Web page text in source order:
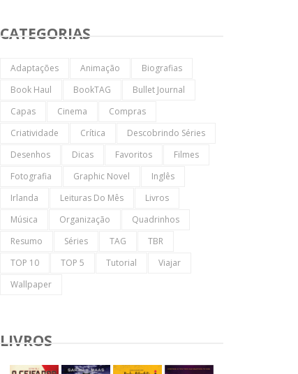
CATEGORIAS
Adaptações Animação
Biografias
Book Haul
BookTAG
Bullet Journal
Capas
Cinema
Compras
Criatividade
Crítica
Descobrindo Séries
Desenhos
Dicas Favoritos
Filmes
Fotografia
Graphic Novel
Inglês
Irlanda
Leituras Do Mês
Livros
Música
Organização
Quadrinhos
Resumo
Séries TAG
TBR
TOP 10
TOP 5 Tutorial
Viajar
Wallpaper
LIVROS